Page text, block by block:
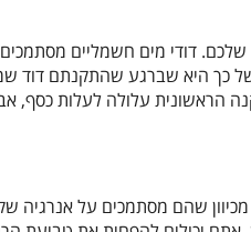
דודי מים חשמליים
כך היא שברגע שהתקנתם דוד
הראשונית עלולה לעלות כסף,
שהם מסתמכים על אנרגיה